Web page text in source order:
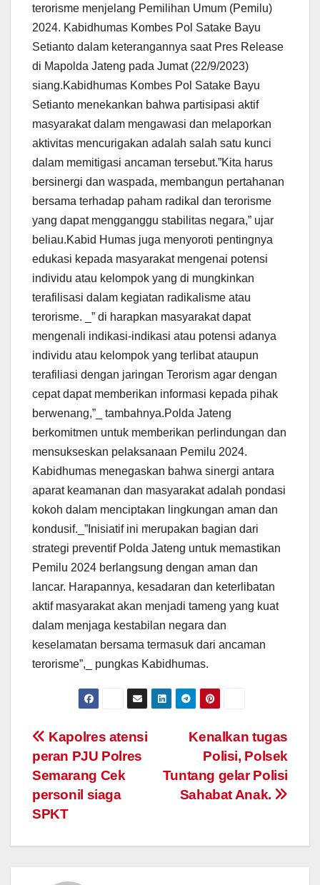
terorisme menjelang Pemilihan Umum (Pemilu)
2024. Kabidhumas Kombes Pol Satake Bayu
Setianto dalam keterangannya saat Pres Release
di Mapolda Jateng pada Jumat (22/9/2023)
siang.Kabidhumas Kombes Pol Satake Bayu
Setianto menekankan bahwa partisipasi aktif
masyarakat dalam mengawasi dan melaporkan
aktivitas mencurigakan adalah salah satu kunci
dalam memitigasi ancaman tersebut.”Kita harus
bersinergi dan waspada, membangun pertahanan
bersama terhadap paham radikal dan terorisme
yang dapat mengganggu stabilitas negara,” ujar
beliau.Kabid Humas juga menyoroti pentingnya
edukasi kepada masyarakat mengenai potensi
individu atau kelompok yang di mungkinkan
terafilisasi dalam kegiatan radikalisme atau
terorisme. _” di harapkan masyarakat dapat
mengenali indikasi-indikasi atau potensi adanya
individu atau kelompok yang terlibat ataupun
terafiliasi dengan jaringan Terorism agar dengan
cepat dapat memberikan informasi kepada pihak
berwenang,”_ tambahnya.Polda Jateng
berkomitmen untuk memberikan perlindungan dan
mensukseskan pelaksanaan Pemilu 2024.
Kabidhumas menegaskan bahwa sinergi antara
aparat keamanan dan masyarakat adalah pondasi
kokoh dalam menciptakan lingkungan aman dan
kondusif._”Inisiatif ini merupakan bagian dari
strategi preventif Polda Jateng untuk memastikan
Pemilu 2024 berlangsung dengan aman dan
lancar. Harapannya, kesadaran dan keterlibatan
aktif masyarakat akan menjadi tameng yang kuat
dalam menjaga kestabilan negara dan
keselamatan bersama termasuk dari ancaman
terorisme”,_ pungkas Kabidhumas.
Post
navigation
Kenalkan tugas
Polisi, Polsek
Tuntang gelar Polisi
Sahabat Anak.
Kapolres atensi
peran PJU Polres
Semarang Cek
personil siaga
SPKT